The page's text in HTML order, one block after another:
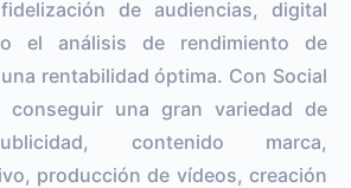
de audiencias, digital
el análisis de rendimiento de
rentabilidad óptima. Con Social
conseguir una gran variedad de
contenido marca,
producción de vídeos, creación